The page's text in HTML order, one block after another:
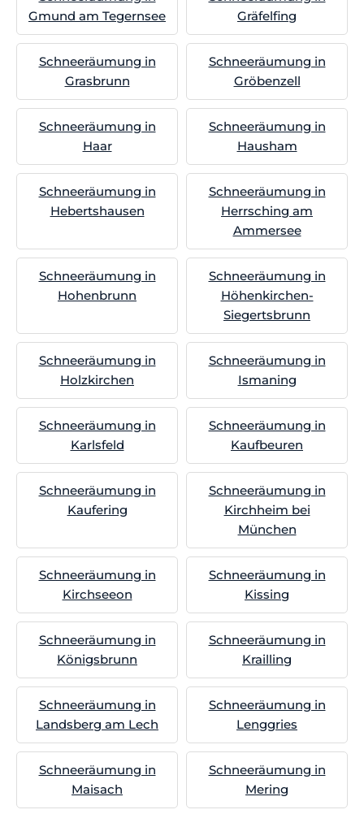
Gmund am Tegernsee
Gräfelfing
Schneeräumung in
Grasbrunn
Schneeräumung in
Gröbenzell
Schneeräumung in
Haar
Schneeräumung in
Hausham
Schneeräumung in
Hebertshausen
Schneeräumung in
Herrsching am
Ammersee
Schneeräumung in
Hohenbrunn
Schneeräumung in
Höhenkirchen-
Siegertsbrunn
Schneeräumung in
Holzkirchen
Schneeräumung in
Ismaning
Schneeräumung in
Karlsfeld
Schneeräumung in
Kaufbeuren
Schneeräumung in
Kaufering
Schneeräumung in
Kirchheim bei
München
Schneeräumung in
Kirchseeon
Schneeräumung in
Kissing
Schneeräumung in
Königsbrunn
Schneeräumung in
Krailling
Schneeräumung in
Landsberg am Lech
Schneeräumung in
Lenggries
Schneeräumung in
Maisach
Schneeräumung in
Mering